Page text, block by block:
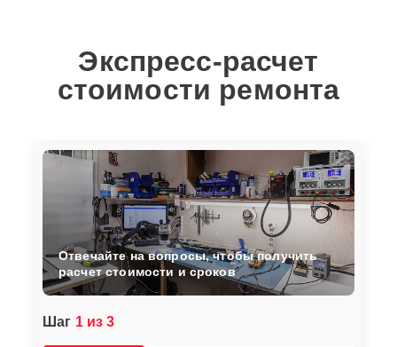
Экспресс-расчет
стоимости ремонта
Шаг 1 из 3
Отвечайте на вопросы, чтобы получить
расчет стоимости и сроков